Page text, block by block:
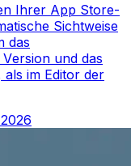
Ihrer App Store-
Sichtweise
das
und das
im Editor der